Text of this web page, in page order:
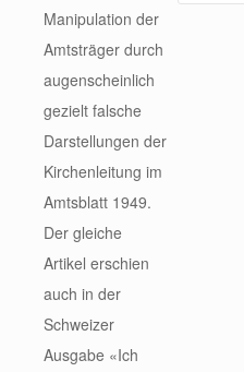
Manipulation der
Amtsträger durch
augenscheinlich
gezielt falsche
Darstellungen der
Kirchenleitung im
Amtsblatt 1949.
Der gleiche
Artikel erschien
auch in der
Schweizer
Ausgabe «Ich